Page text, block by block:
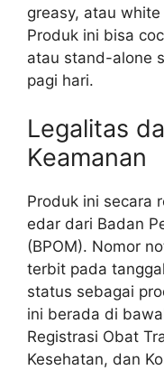
greasy, atau
Produk ini bisa
atau stand-alone
pagi hari.
Legalitas
Keamanan
Produk ini secara
edar dari Badan
(BPOM). Nomor
terbit pada
status sebagai
ini berada di
Registrasi Obat
Kesehatan, dan